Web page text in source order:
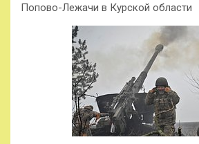
Попово-Лежачи в Курской области